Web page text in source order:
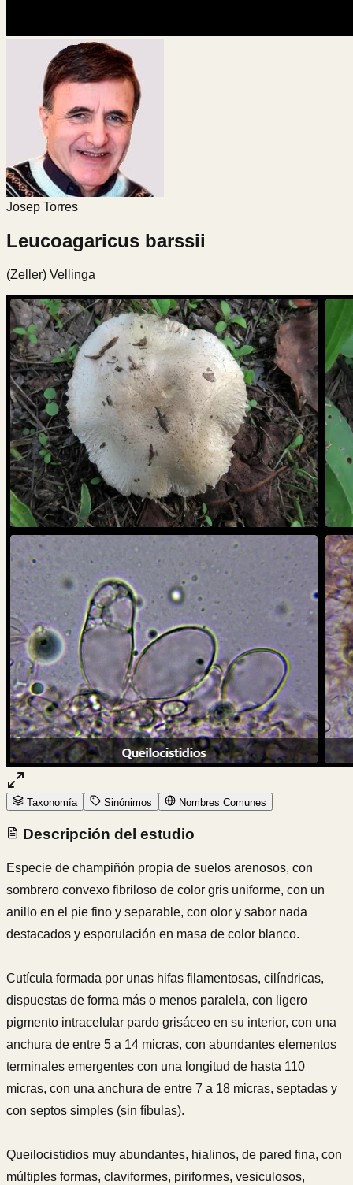
Josep Torres
Leucoagaricus barssii
(Zeller) Vellinga
Taxonomía Sinónimos Nombres Comunes
Descripción del estudio
Especie de champiñón propia de suelos arenosos, con
sombrero convexo fibriloso de color gris uniforme, con un
anillo en el pie fino y separable, con olor y sabor nada
destacados y esporulación en masa de color blanco.
Cutícula formada por unas hifas filamentosas, cilíndricas,
dispuestas de forma más o menos paralela, con ligero
pigmento intracelular pardo grisáceo en su interior, con una
anchura de entre 5 a 14 micras, con abundantes elementos
terminales emergentes con una longitud de hasta 110
micras, con una anchura de entre 7 a 18 micras, septadas y
con septos simples (sin fíbulas).
Queilocistidios muy abundantes, hialinos, de pared fina, con
múltiples formas, claviformes, piriformes, vesiculosos,